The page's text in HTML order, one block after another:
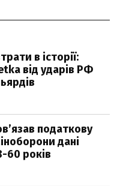
в історії:
від ударів РФ
податкову
дані
60 років